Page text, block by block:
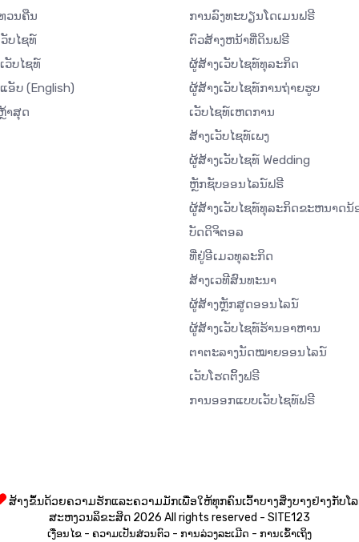
ວນຄືນ
ບໄຊທ໌
ວັບໄຊທ໌
ອັບ (English)
າສຸດ
ການລົງທະບຽນໂດເມນຟຣີ
ຕົວສ້າງຫນ້າທີ່ດິນຟຣີ
ຜູ້ສ້າງເວັບໄຊທ໌ທຸລະກິດ
ຜູ້ສ້າງເວັບໄຊທ໌ການຖ່າຍຮູບ
ເວັບໄຊທ໌ເຫດການ
ສ້າງເວັບໄຊທ໌ເພງ
ຜູ້ສ້າງເວັບໄຊທ໌ Wedding
ຫຼັກຊັບອອນໄລນ໌ຟຣີ
ຜູ້ສ້າງເວັບໄຊທ໌ທຸລະກິດຂະຫນາດນ້
ບັດດິຈິຕອລ
ທີ່ຢູ່ອີເມວທຸລະກິດ
ສ້າງເວທີສົນທະນາ
ຜູ້ສ້າງຫຼັກສູດອອນໄລນ໌
ຜູ້ສ້າງເວັບໄຊທ໌ຮ້ານອາຫານ
ຕາຕະລາງນັດໝາຍອອນໄລນ໌
ເວັບໂຮດຕິ້ງຟຣີ
ການອອກແບບເວັບໄຊທ໌ຟຣີ
ສ້າງຂຶ້ນດ້ວຍຄວາມຮັກແລະຄວາມມັກເພື່ອໃຫ້ທຸກຄົນເວົ້າບາງສິ່ງບາງຢ່າງກັບໂ
ສະຫງວນລິຂະສິດ 2026 All rights reserved - SITE123
ເງື່ອນໄຂ - ຄວາມເປັນສ່ວນຕົວ - ການລ່ວງລະເມີດ - ການເຂົ້າເຖິງ